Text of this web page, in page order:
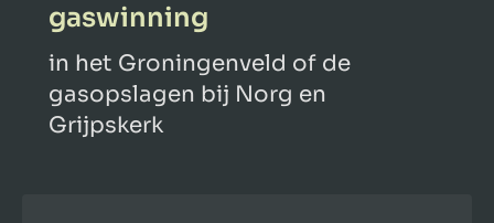
gaswinning
in het Groningenveld of de
gasopslagen bij Norg en
Grijpskerk